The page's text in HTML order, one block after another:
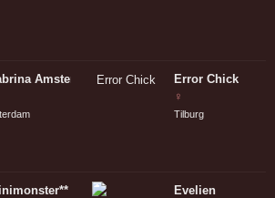
Amsterdam *
Error Chick
♀
Tilburg
Evelien